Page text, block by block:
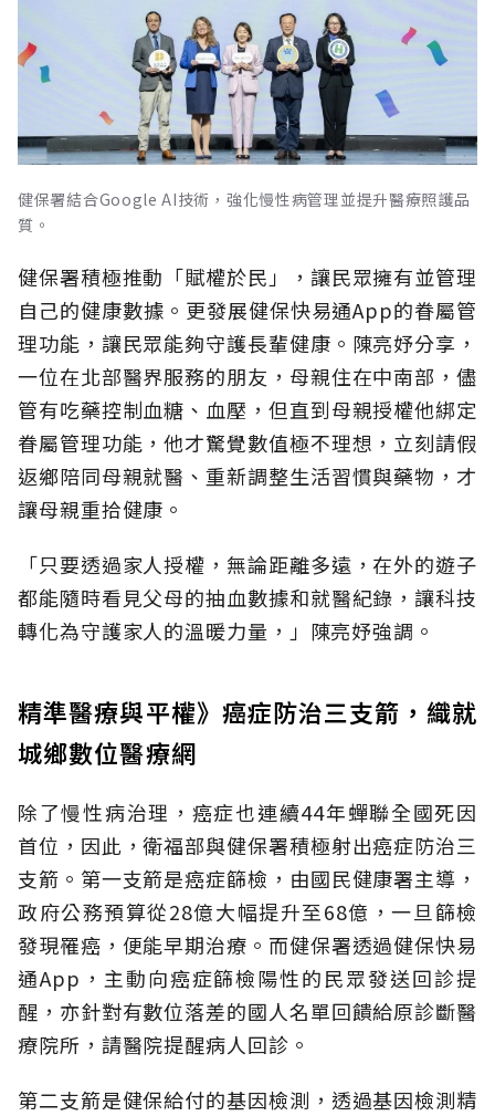
健保署結合Google AI技術，強化慢性病管理並提升醫療照護品
質。
健保署積極推動「賦權於民」，讓民眾擁有並管理
自己的健康數據。更發展健保快易通App的眷屬管
理功能，讓民眾能夠守護長輩健康。陳亮妤分享，
一位在北部醫界服務的朋友，母親住在中南部，儘
管有吃藥控制血糖、血壓，但直到母親授權他綁定
眷屬管理功能，他才驚覺數值極不理想，立刻請假
返鄉陪同母親就醫、重新調整生活習慣與藥物，才
讓母親重拾健康。
「只要透過家人授權，無論距離多遠，在外的遊子
都能隨時看見父母的抽血數據和就醫紀錄，讓科技
轉化為守護家人的溫暖力量，」陳亮妤強調。
精準醫療與平權》癌症防治三支箭，織就
城鄉數位醫療網
除了慢性病治理，癌症也連續44年蟬聯全國死因
首位，因此，衛福部與健保署積極射出癌症防治三
支箭。第一支箭是癌症篩檢，由國民健康署主導，
政府公務預算從28億大幅提升至68億，一旦篩檢
發現罹癌，便能早期治療。而健保署透過健保快易
通App，主動向癌症篩檢陽性的民眾發送回診提
醒，亦針對有數位落差的國人名單回饋給原診斷醫
療院所，請醫院提醒病人回診。
第二支箭是健保給付的基因檢測，透過基因檢測精